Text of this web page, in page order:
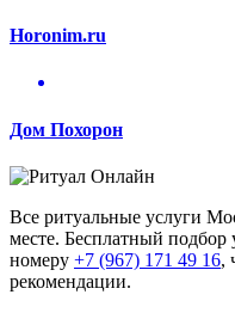
Horonim.ru
Дом Похорон
Все ритуальные услуги
месте. Бесплатный
номеру +7 (967) 171 49 16,
рекомендации.